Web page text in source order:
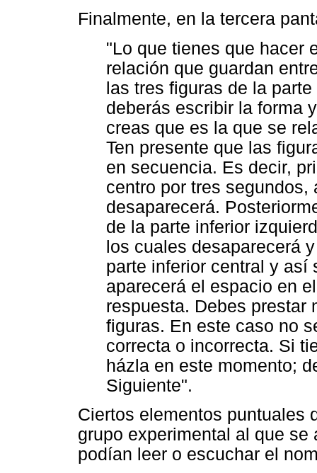
Finalmente, en la tercera
"Lo que tienes que hacer
relación que guardan
las tres figuras de la
deberás escribir la forma
creas que es la que se
Ten presente que las
en secuencia. Es decir,
centro por tres
desaparecerá.
de la parte inferior
los cuales desaparecerá
parte inferior central y así
aparecerá el espacio en
respuesta. Debes prestar
figuras. En este caso no
correcta o incorrecta. Si
házla en este momento;
Siguiente".
Ciertos elementos puntuales
grupo experimental al que
podían leer o escuchar el